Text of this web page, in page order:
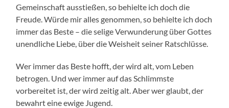
Gemeinschaft ausstießen, so behielte ich doch die
Freude. Würde mir alles genommen, so behielte ich doch
immer das Beste – die selige Verwunderung über Gottes
unendliche Liebe, über die Weisheit seiner Ratschlüsse.
Wer immer das Beste hofft, der wird alt, vom Leben
betrogen. Und wer immer auf das Schlimmste
vorbereitet ist, der wird zeitig alt. Aber wer glaubt, der
bewahrt eine ewige Jugend.